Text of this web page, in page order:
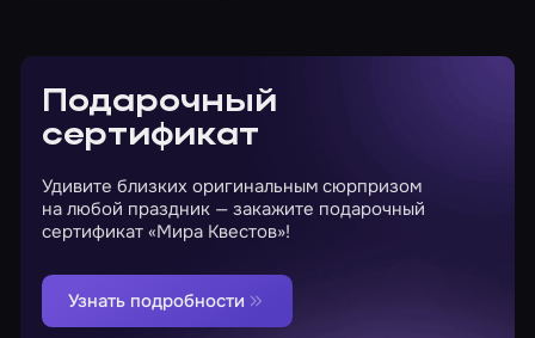
Подарочный
сертификат
Удивите близких оригинальным сюрпризом
на любой праздник — закажите подарочный
сертификат «Мира Квестов»!
Узнать подробности